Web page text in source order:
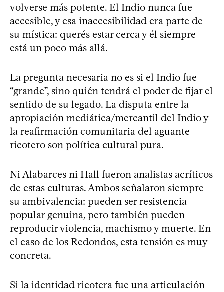
volverse más potente. El Indio nunca fue
accesible, y esa inaccesibilidad era parte de
su mística: querés estar cerca y él siempre
está un poco más allá.
La pregunta necesaria no es si el Indio fue
“grande”, sino quién tendrá el poder de fijar el
sentido de su legado. La disputa entre la
apropiación mediática/mercantil del Indio y
la reafirmación comunitaria del aguante
ricotero son política cultural pura.
Ni Alabarces ni Hall fueron analistas acríticos
de estas culturas. Ambos señalaron siempre
su ambivalencia: pueden ser resistencia
popular genuina, pero también pueden
reproducir violencia, machismo y muerte. En
el caso de los Redondos, esta tensión es muy
concreta.
Si la identidad ricotera fue una articulación